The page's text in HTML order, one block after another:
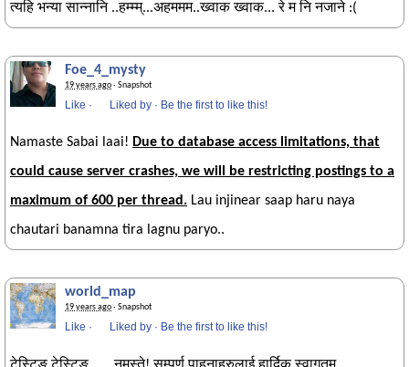
त्यहि भन्या सान्नानि ..हम्म्म्...अहममम..ख्वाक ख्वाक... रे म नि नजाने :(
Foe_4_mysty
19 years ago· Snapshot
Like · Liked by · Be the first to like this!
Namaste Sabai laai! Due to database access limitations, that
could cause server crashes, we will be restricting postings to a
maximum of 600 per thread. Lau injinear saap haru naya
chautari banamna tira lagnu paryo..
world_map
19 years ago· Snapshot
Like · Liked by · Be the first to like this!